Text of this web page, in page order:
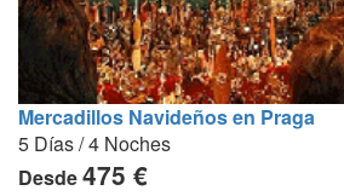
Mercadillos Navideños en Praga
5 Días / 4 Noches
Desde475 €